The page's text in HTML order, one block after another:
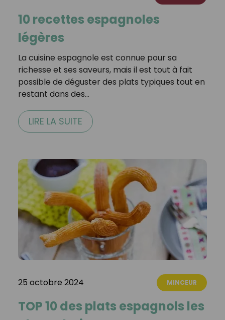
10 recettes espagnoles
légères
La cuisine espagnole est connue pour sa
richesse et ses saveurs, mais il est tout à fait
possible de déguster des plats typiques tout en
restant dans des…
LIRE LA SUITE
25 octobre 2024 MINCEUR
TOP 10 des plats espagnols les